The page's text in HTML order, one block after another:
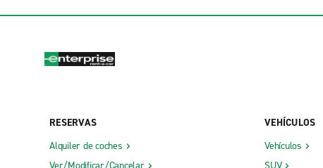
RESERVAS
Alquiler de coches
VEHÍCULOS
Vehículos